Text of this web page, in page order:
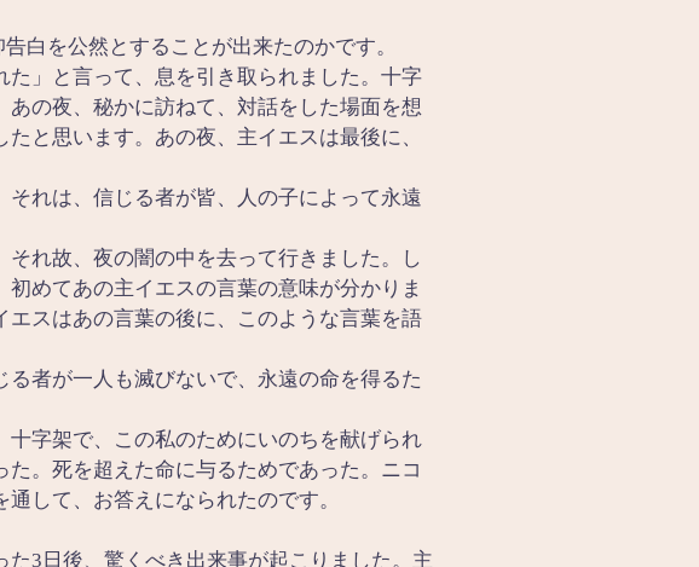
白を公然とすることが出来たのかです。
」と言って、息を引き取られました。十字
の夜、秘かに訪ねて、対話をした場面を想
と思います。あの夜、主イエスは最後に、
それは、信じる者が皆、人の子によって永遠
れ故、夜の闇の中を去って行きました。し
めてあの主イエスの言葉の意味が分かりま
スはあの言葉の後に、このような言葉を語
る者が一人も滅びないで、永遠の命を得るた
字架で、この私のためにいのちを献げられ
。死を超えた命に与るためであった。ニコ
して、お答えになられたのです。
3日後、驚くべき出来事が起こりました。主